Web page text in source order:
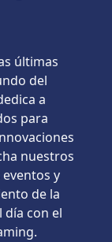
últimas
del
a
para
nuestros
y
de la
día con el